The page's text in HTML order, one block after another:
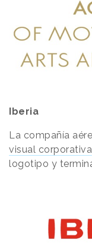
Iberia
La compañía
visual corporativa
logotipo y